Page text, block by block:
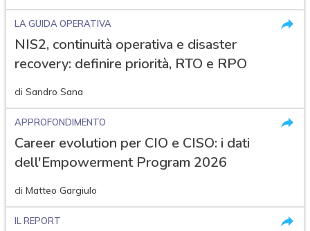
LA GUIDA OPERATIVA
NIS2, continuità operativa e disaster
recovery: definire priorità, RTO e RPO
di Sandro Sana
APPROFONDIMENTO
Career evolution per CIO e CISO: i dati
dell'Empowerment Program 2026
di Matteo Gargiulo
IL REPORT